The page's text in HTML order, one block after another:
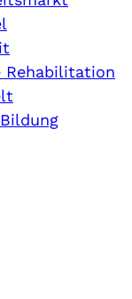
Rehabilitation